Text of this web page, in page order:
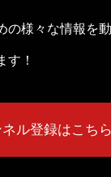
様々な情報を
す！
ル登録はこち